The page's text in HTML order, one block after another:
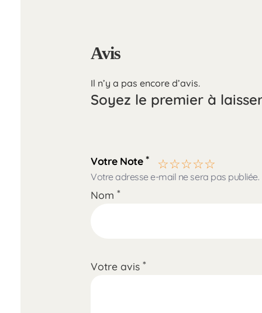
Avis
Il n’y a pas encore d’avis.
Soyez le premier à
Votre adresse e-mail ne sera pas publiée.
Nom *
Votre Note*
Votre avis *